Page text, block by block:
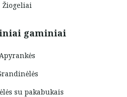
Žiogeliai
gaminiai
su pakabukais